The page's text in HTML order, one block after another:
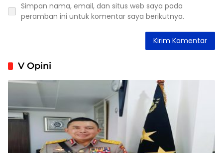
Simpan nama, email, dan situs web saya pada
peramban ini untuk komentar saya berikutnya.
V Opini